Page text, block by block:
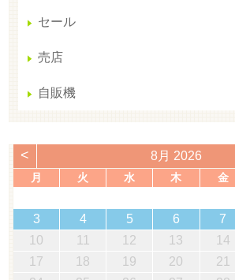
セール
売店
自販機
< 8月 2026
月 火 水 木 金
3
4 5 6 7
10
11 12 13 14
17
18 19 20 21